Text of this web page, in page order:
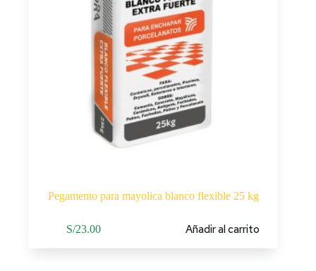
Pegamento para mayolica blanco flexible 25 kg
S/23.00 Añadir al carrito